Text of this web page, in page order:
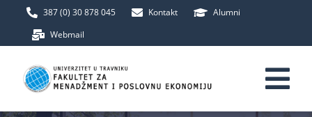
387 (0) 30 878 045 Kontakt
Alumni
Webmail